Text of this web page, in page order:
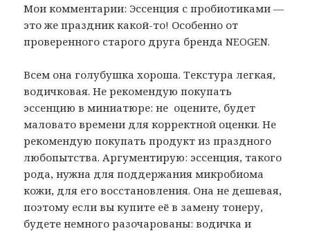
Мои комментарии: Эссенция с пробиотиками —
это же праздник какой-то! Особенно от
проверенного старого друга бренда NEOGEN.
Всем она голубушка хороша. Текстура легкая,
водичковая. Не рекомендую покупать
эссенцию в миниатюре: не оцените, будет
маловато времени для корректной оценки. Не
рекомендую покупать продукт из праздного
любопытства. Аргументирую: эссенция, такого
рода, нужна для поддержания микробиома
кожи, для его восстановления. Она не дешевая,
поэтому если вы купите её в замену тонеру,
будете немного разочарованы: водичка и